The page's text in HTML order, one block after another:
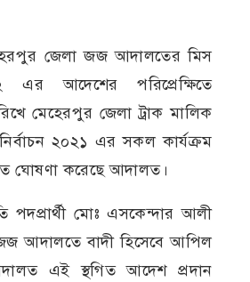
জেলা জজ আদালতের মিস
আদেশের পরিপ্রেক্ষিতে
মেহেরপুর জেলা ট্রাক মালিক
নির্বাচন ২০২১ এর সকল কার্যক্রম
ঘোষণা করেছে আদালত।
পদপ্রার্থী মোঃ এসকেন্দার আলী
আদালতে বাদী হিসেবে আপিল
এই স্থগিত আদেশ প্রদান